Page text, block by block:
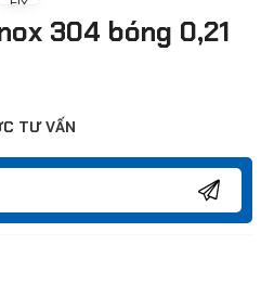
304 bóng 0,21
TƯ VẤN